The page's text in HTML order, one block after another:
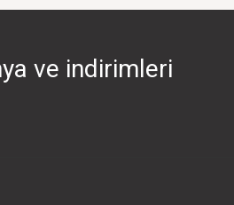
ve indirimleri